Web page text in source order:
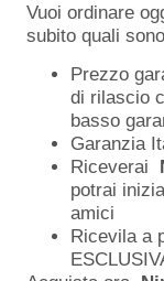
Vuoi ordinare
subito quali
Prezzo
di rilascio
basso
Garanzia
Riceverai
potrai
amici
Ricevila a